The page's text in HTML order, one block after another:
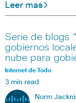
Leer mas
Serie de blogs
gobiernos
nube para
Internet de Todo
3 min read
Norm